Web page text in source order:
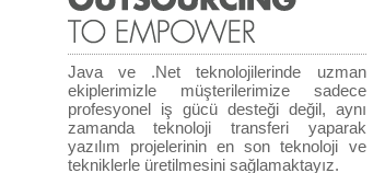
Java ve .Net teknolojilerinde uzman
ekiplerimizle müşterilerimize sadece
profesyonel iş gücü desteği değil, aynı
zamanda teknoloji transferi yaparak
yazılım projelerinin en son teknoloji ve
tekniklerle üretilmesini sağlamaktayız.